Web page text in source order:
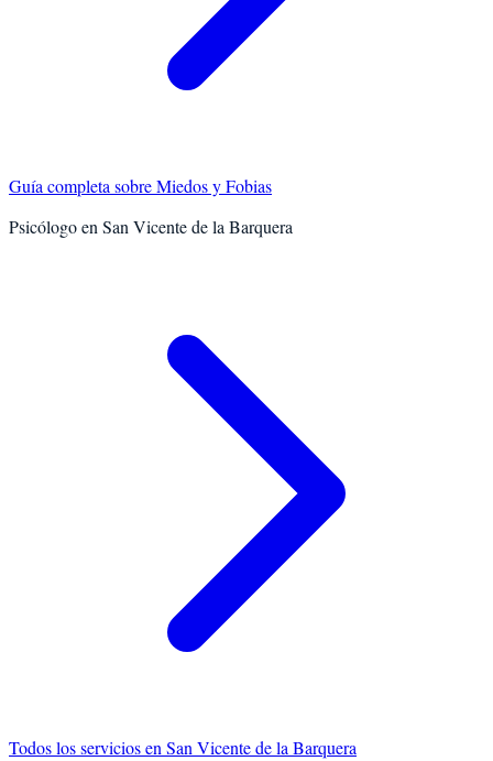
Guía completa sobreMiedos y Fobias
Psicólogo en San Vicente de la Barquera
Todos los servicios en San Vicente de la Barquera